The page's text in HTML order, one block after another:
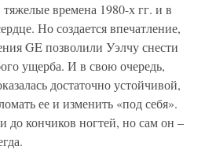
времена 1980-х гг. и в
Но создается впечатление,
GE позволили Уэлчу снести
ущерба. И в свою очередь,
достаточно устойчивой,
ее и изменить «под себя».
до кончиков ногтей, но сам он –